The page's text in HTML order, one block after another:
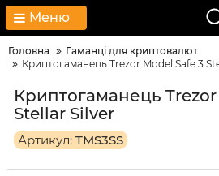
Меню
Головна
Гаманці для криптовалют
Криптогаманець Trezor Model Safe 3
Криптогаманець Trezor
Stellar Silver
Артикул: TMS3SS